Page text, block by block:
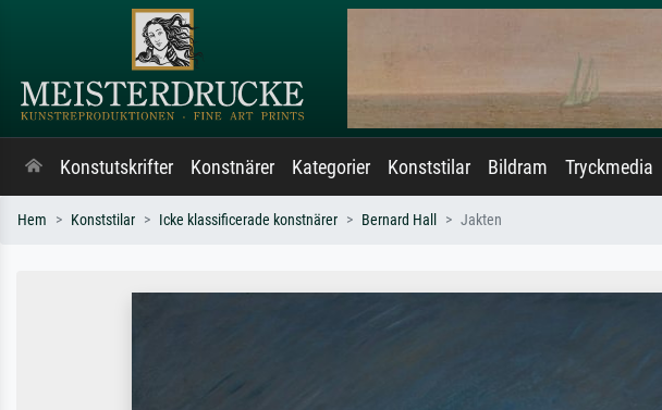
Konstutskrifter Konstnärer Kategorier Konststilar Bildram Tryckmedia
Hem Konststilar Icke klassificerade konstnärer Bernard Hall Jakten